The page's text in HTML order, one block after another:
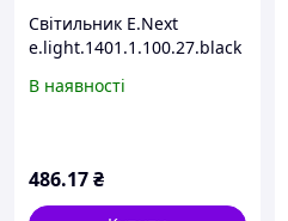
Світильник E.Next
e.light.1401.1.100.27.black
В наявності
486.17₴